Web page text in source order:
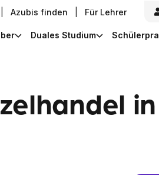
Azubis finden Für Lehrer
Duales Studium
in